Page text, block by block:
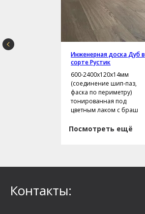
Инженерная доска Дуб в
сорте Рустик
600-2400х120х14мм
(соединение шип-паз,
фаска по периметру)
тонированная под
цветным лаком с браш
Посмотреть ещё
Контакты: